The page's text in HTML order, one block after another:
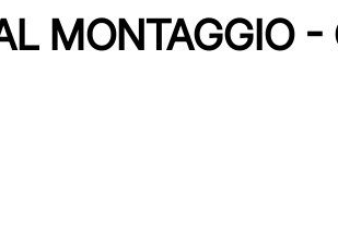
MONTAGGIO